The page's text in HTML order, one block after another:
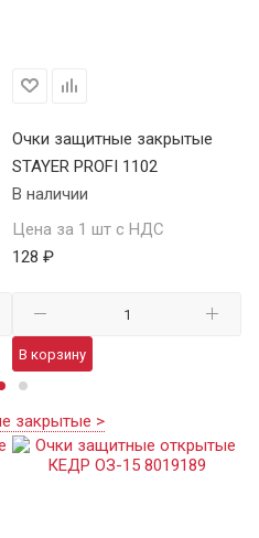
Очки защитные закрытые
STAYER PROFI 1102
В наличии
Цена за 1 шт с НДС
128 ₽
В корзину
закрытые >